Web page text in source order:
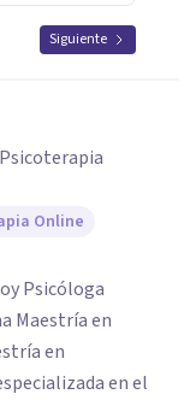
Siguiente
Online
Maestría en
en
en el